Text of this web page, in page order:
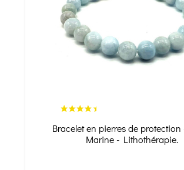
Bracelet en pierres de protection
Marine - Lithothérapie.